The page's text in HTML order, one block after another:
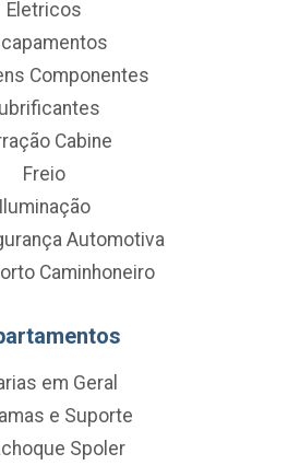
Eletricos
Componentes
Cabine
Freio
Iluminação
Automotiva
Caminhoneiro
em Geral
e Suporte
Spoler